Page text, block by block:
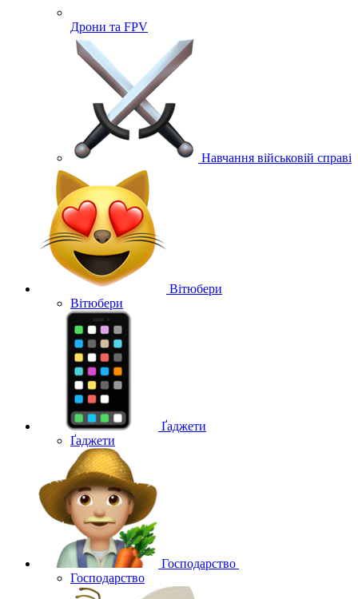
Дрони та FPV
Навчання військовій справі
Вітюбери
Вітюбери
Ґаджети
Ґаджети
Господарство
Господарство